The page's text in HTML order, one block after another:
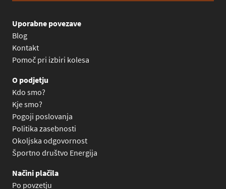
Uporabne povezave
Blog
Kontakt
Pomoč pri izbiri kolesa
O podjetju
Kdo smo?
Kje smo?
Pogoji poslovanja
Politika zasebnosti
Okoljska odgovornost
Športno društvo Energija
Načini plačila
Po povzetju